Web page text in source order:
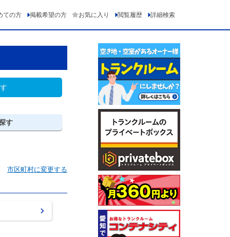
ての方 掲載希望の方 お気に入り 閲覧履歴 詳細検索
す
市区町村に変更する